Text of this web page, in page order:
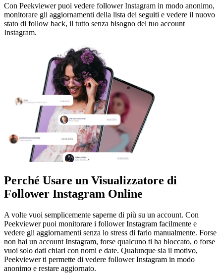
Con Peekviewer puoi vedere follower Instagram in modo anonimo,
monitorare gli aggiornamenti della lista dei seguiti e vedere il nuovo
stato di follow back, il tutto senza bisogno del tuo account
Instagram.
Perché Usare un Visualizzatore di
Follower Instagram Online
A volte vuoi semplicemente saperne di più su un account. Con
Peekviewer puoi monitorare i follower Instagram facilmente e
vedere gli aggiornamenti senza lo stress di farlo manualmente. Forse
non hai un account Instagram, forse qualcuno ti ha bloccato, o forse
vuoi solo dati chiari con nomi e date. Qualunque sia il motivo,
Peekviewer ti permette di vedere follower Instagram in modo
anonimo e restare aggiornato.